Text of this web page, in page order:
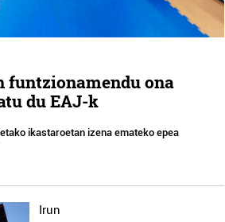
funtzionamendu ona
du EAJ-k
ikastaroetan izena emateko epea
Irun